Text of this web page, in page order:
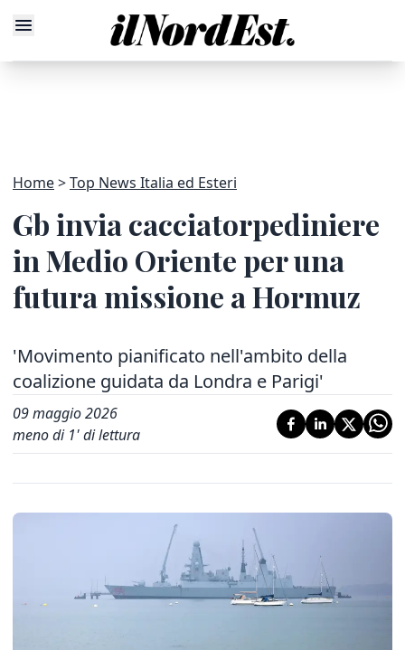
Home Top News Italia ed Esteri
Gb invia cacciatorpediniere
in Medio Oriente per una
futura missione a Hormuz
'Movimento pianificato nell'ambito della
coalizione guidata da Londra e Parigi'
09 maggio 2026
meno di 1' di lettura